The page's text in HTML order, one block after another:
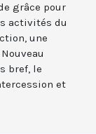
grâce pour
activités du
une
bref, le
et